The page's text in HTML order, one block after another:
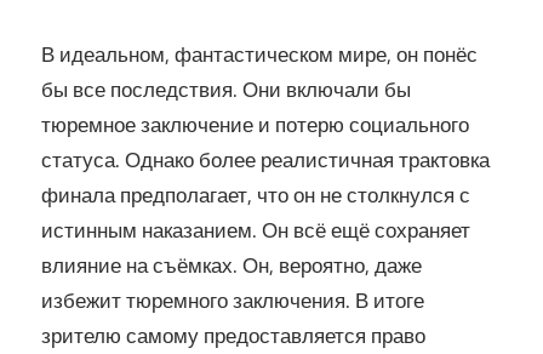
В идеальном, фантастическом мире, он понёс
бы все последствия. Они включали бы
тюремное заключение и потерю социального
статуса. Однако более реалистичная трактовка
финала предполагает, что он не столкнулся с
истинным наказанием. Он всё ещё сохраняет
влияние на съёмках. Он, вероятно, даже
избежит тюремного заключения. В итоге
зрителю самому предоставляется право